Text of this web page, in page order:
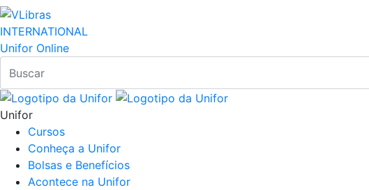
INTERNATIONAL
Unifor Online
Unifor
Cursos
Conheça a Unifor
Bolsas e Benefícios
Acontece na Unifor